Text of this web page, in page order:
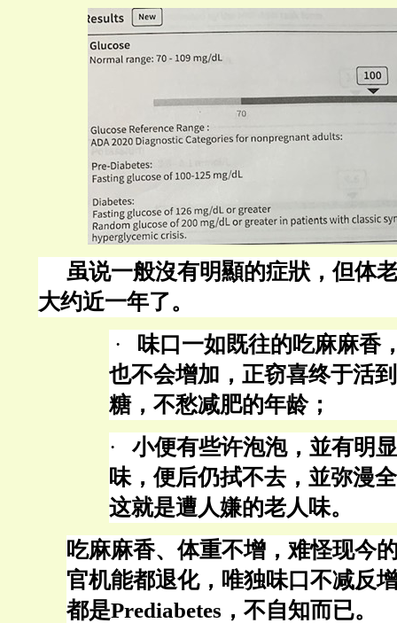
虽说一般沒有明顯的症狀，但体
大约近一年了。
·
味口一如既往的吃麻麻香
也不会增加，正窃喜终于活
糖，不愁减肥的年龄；
·
小便有些许泡泡，並有明
味，便后仍拭不去，並弥漫
这就是遭人嫌的老人味。
吃麻麻香、体重不增，难怪现今
官机能都退化，唯独味口不减反
都是Prediabetes，不自知而已。